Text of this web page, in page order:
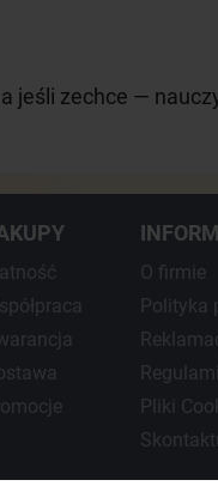
jeśli zechce —
O firmie
Polityka
Pliki